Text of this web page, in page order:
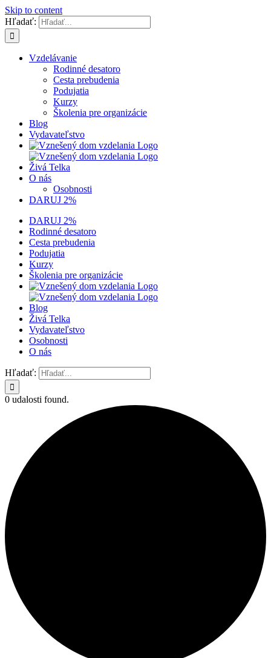
Skip to content
Hľadať:
Vzdelávanie
Rodinné desatoro
Cesta prebudenia
Podujatia
Kurzy
Školenia pre organizácie
Blog
Vydavateľstvo
Živá Telka
O nás
Osobnosti
DARUJ 2%
DARUJ 2%
Rodinné desatoro
Cesta prebudenia
Podujatia
Kurzy
Školenia pre organizácie
Blog
Živá Telka
Vydavateľstvo
Osobnosti
O nás
Hľadať:
0 udalosti found.